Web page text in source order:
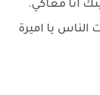
انا معاكي.
الناس يا اميرة